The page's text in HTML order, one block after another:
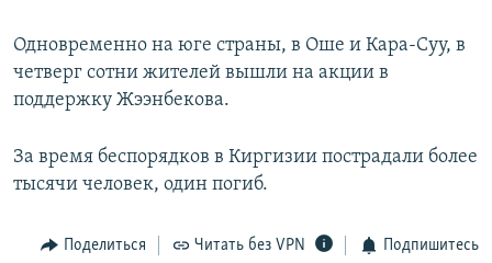
Одновременно на юге страны, в Оше и Кара-Суу, в
четверг сотни жителей вышли на акции в
поддержку Жээнбекова.
За время беспорядков в Киргизии пострадали более
тысячи человек, один погиб.
Поделиться Читать без VPN Подпишитесь